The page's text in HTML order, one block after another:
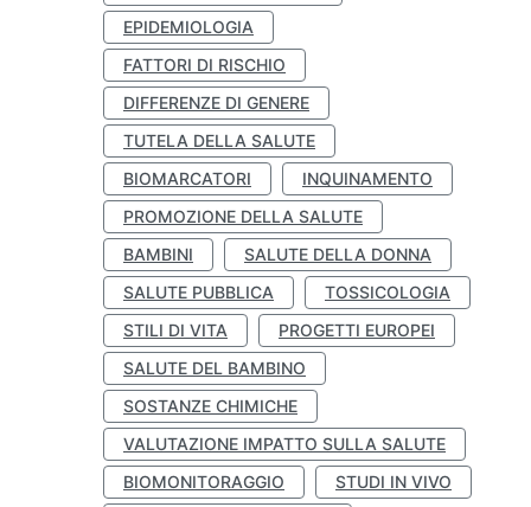
EPIDEMIOLOGIA
FATTORI DI RISCHIO
DIFFERENZE DI GENERE
TUTELA DELLA SALUTE
BIOMARCATORI
INQUINAMENTO
PROMOZIONE DELLA SALUTE
BAMBINI
SALUTE DELLA DONNA
SALUTE PUBBLICA
TOSSICOLOGIA
STILI DI VITA
PROGETTI EUROPEI
SALUTE DEL BAMBINO
SOSTANZE CHIMICHE
VALUTAZIONE IMPATTO SULLA SALUTE
BIOMONITORAGGIO
STUDI IN VIVO